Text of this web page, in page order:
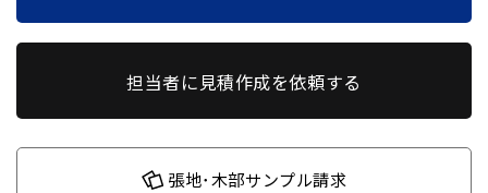
担当者に見積作成を依頼する
張地･木部サンプル請求